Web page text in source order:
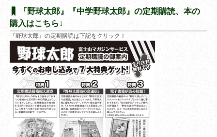
『野球太郎』『中学野球太郎』の定期購読、本の
購入はこちら↓
『野球太郎』の定期購読は下記をクリック！